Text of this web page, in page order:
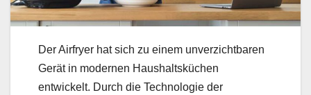
Der Airfryer hat sich zu einem unverzichtbaren
Gerät in modernen Haushaltsküchen
entwickelt. Durch die Technologie der